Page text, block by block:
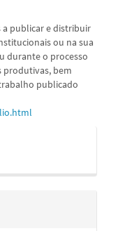
publicar e distribuir
ou na sua
durante o processo
produtivas, bem
publicado